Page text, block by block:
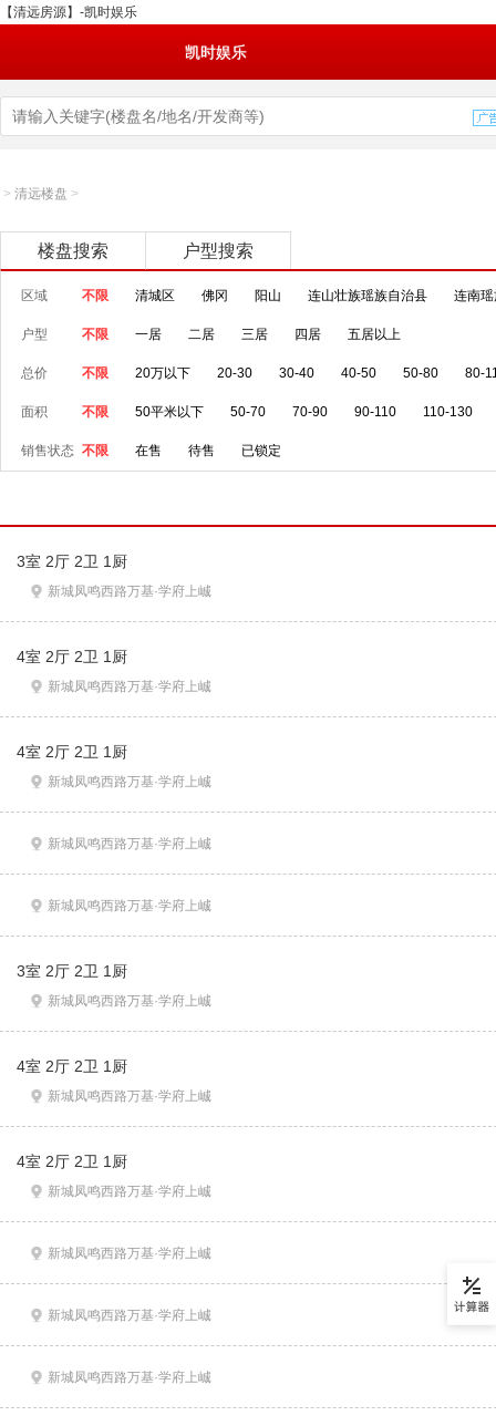
【清远房源】-凯时娱乐
凯时娱乐
> 清远楼盘 >
楼盘搜索 户型搜索
区域 不限 清城区 佛冈 阳山 连山壮族瑶族自治县 连南
户型 不限 一居 二居 三居 四居 五居以上
总价 不限 20万以下 20-30 30-40 40-50 50-80 80-
面积 不限 50平米以下 50-70 70-90 90-110 110-130
销售状态 不限 在售 待售 已锁定
3室 2厅 2卫 1厨
新城凤鸣西路万基·学府上峸
4室 2厅 2卫 1厨
新城凤鸣西路万基·学府上峸
4室 2厅 2卫 1厨
新城凤鸣西路万基·学府上峸
新城凤鸣西路万基·学府上峸
新城凤鸣西路万基·学府上峸
3室 2厅 2卫 1厨
新城凤鸣西路万基·学府上峸
4室 2厅 2卫 1厨
新城凤鸣西路万基·学府上峸
4室 2厅 2卫 1厨
新城凤鸣西路万基·学府上峸
新城凤鸣西路万基·学府上峸
新城凤鸣西路万基·学府上峸
新城凤鸣西路万基·学府上峸